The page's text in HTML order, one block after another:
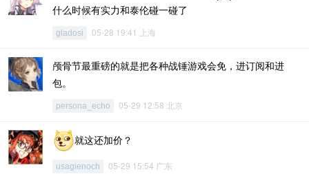
什么时候有实力和泰伦碰一碰了
gladosi 05-28 19:41 上海
颅骨节最重磅的就是把各种战锤游戏会免，进订阅和进
包。
persona_echo 05-29 12:58 北京
就这还加价？
usagienoch 05-29 15:54 广东